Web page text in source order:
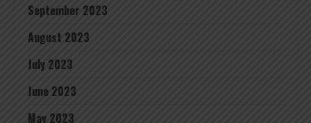
September 2023
August 2023
July 2023
June 2023
May 2023